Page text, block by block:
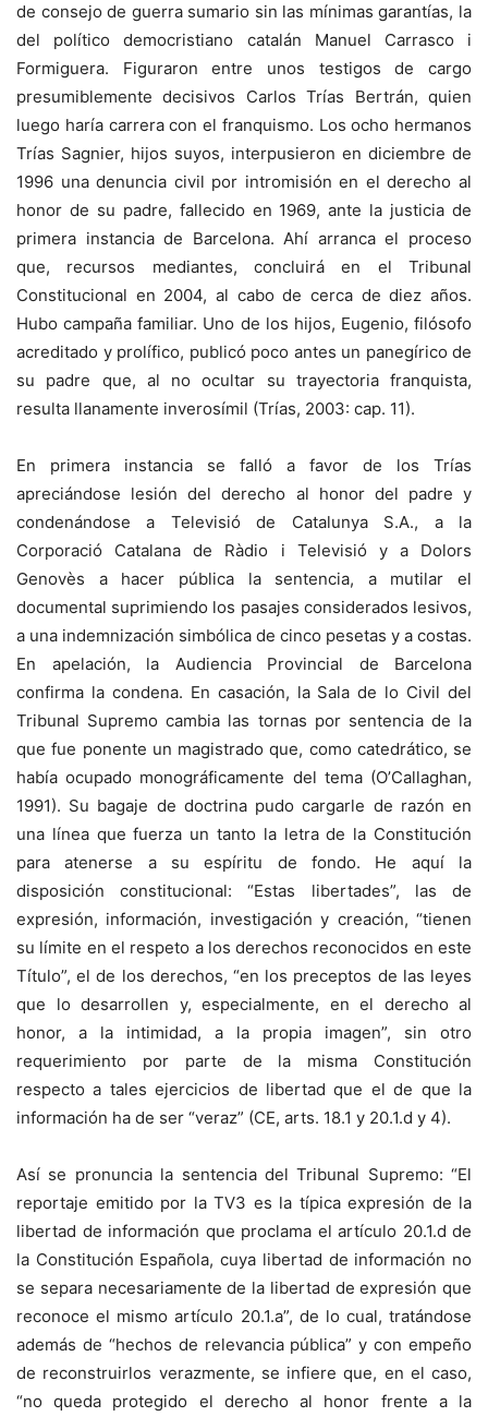
de consejo de guerra sumario sin las mínimas garantías, la
del político democristiano catalán Manuel Carrasco i
Formiguera. Figuraron entre unos testigos de cargo
presumiblemente decisivos Carlos Trías Bertrán, quien
luego haría carrera con el franquismo. Los ocho hermanos
Trías Sagnier, hijos suyos, interpusieron en diciembre de
1996 una denuncia civil por intromisión en el derecho al
honor de su padre, fallecido en 1969, ante la justicia de
primera instancia de Barcelona. Ahí arranca el proceso
que, recursos mediantes, concluirá en el Tribunal
Constitucional en 2004, al cabo de cerca de diez años.
Hubo campaña familiar. Uno de los hijos, Eugenio, filósofo
acreditado y prolífico, publicó poco antes un panegírico de
su padre que, al no ocultar su trayectoria franquista,
resulta llanamente inverosímil (Trías, 2003: cap. 11).
En primera instancia se falló a favor de los Trías
apreciándose lesión del derecho al honor del padre y
condenándose a Televisió de Catalunya S.A., a la
Corporació Catalana de Ràdio i Televisió y a Dolors
Genovès a hacer pública la sentencia, a mutilar el
documental suprimiendo los pasajes considerados lesivos,
a una indemnización simbólica de cinco pesetas y a costas.
En apelación, la Audiencia Provincial de Barcelona
confirma la condena. En casación, la Sala de lo Civil del
Tribunal Supremo cambia las tornas por sentencia de la
que fue ponente un magistrado que, como catedrático, se
había ocupado monográficamente del tema (O’Callaghan,
1991). Su bagaje de doctrina pudo cargarle de razón en
una línea que fuerza un tanto la letra de la Constitución
para atenerse a su espíritu de fondo. He aquí la
disposición constitucional: “Estas libertades”, las de
expresión, información, investigación y creación, “tienen
su límite en el respeto a los derechos reconocidos en este
Título”, el de los derechos, “en los preceptos de las leyes
que lo desarrollen y, especialmente, en el derecho al
honor, a la intimidad, a la propia imagen”, sin otro
requerimiento por parte de la misma Constitución
respecto a tales ejercicios de libertad que el de que la
información ha de ser “veraz” (CE, arts. 18.1 y 20.1.d y 4).
Así se pronuncia la sentencia del Tribunal Supremo: “El
reportaje emitido por la TV3 es la típica expresión de la
libertad de información que proclama el artículo 20.1.d de
la Constitución Española, cuya libertad de información no
se separa necesariamente de la libertad de expresión que
reconoce el mismo artículo 20.1.a”, de lo cual, tratándose
además de “hechos de relevancia pública” y con empeño
de reconstruirlos verazmente, se infiere que, en el caso,
“no queda protegido el derecho al honor frente a la